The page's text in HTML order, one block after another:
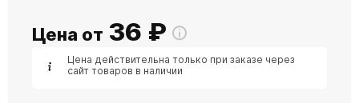
Цена от 36 ₽
Цена действительна только при заказе через
сайт товаров в наличии